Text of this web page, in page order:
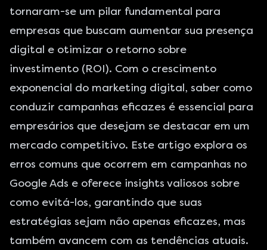
tornaram-se um pilar fundamental para
empresas que buscam aumentar sua presença
digital e otimizar o retorno sobre
investimento (ROI). Com o crescimento
exponencial do marketing digital, saber como
conduzir campanhas eficazes é essencial para
empresários que desejam se destacar em um
mercado competitivo. Este artigo explora os
erros comuns que ocorrem em campanhas no
Google Ads e oferece insights valiosos sobre
como evitá-los, garantindo que suas
estratégias sejam não apenas eficazes, mas
também avancem com as tendências atuais.